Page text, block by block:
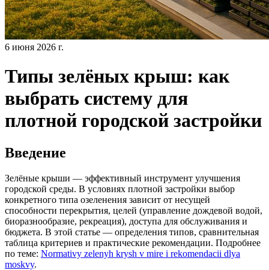
6 июня 2026 г.
Типы зелёных крыш: как
выбрать систему для
плотной городской застройки
Введение
Зелёные крыши — эффективный инструмент улучшения
городской среды. В условиях плотной застройки выбор
конкретного типа озеленения зависит от несущей
способности перекрытия, целей (управление дождевой водой,
биоразнообразие, рекреация), доступа для обслуживания и
бюджета. В этой статье — определения типов, сравнительная
таблица критериев и практические рекомендации. Подробнее
по теме: Normativy zelenyh krysh v mire i rekomendacii dlya
moskvy.